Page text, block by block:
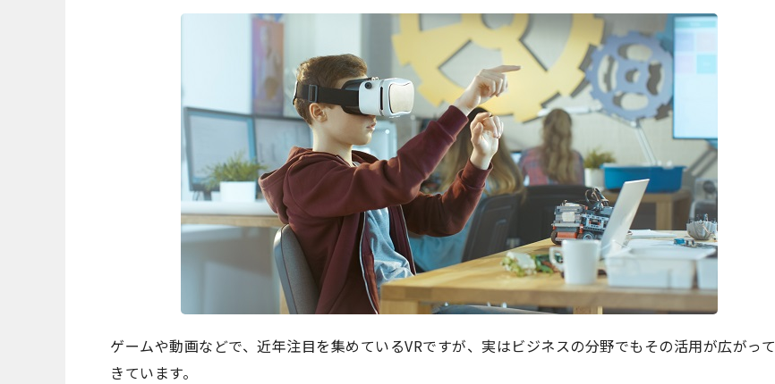
ゲームや動画などで、近年注目を集めているVRですが、実はビジネスの分野でもその活用が広がって
きています。